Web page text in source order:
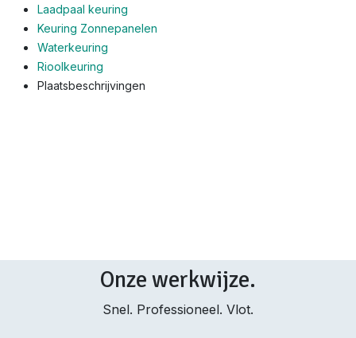
Laadpaal keuring
Keuring Zonnepanelen
Waterkeuring
Rioolkeuring
Plaatsbeschrijvingen
Onze werkwijze.
Snel. Professioneel. Vlot.